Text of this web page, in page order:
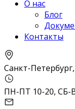
О нас
Блог
Контакты
Санкт-
ПН-ПТ 10-20, СБ-